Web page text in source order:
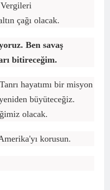
Vergileri
çağı olacak.
Ben savaş
bitireceğim.
hayatımı bir misyon
büyüteceğiz.
olacak.
korusun.